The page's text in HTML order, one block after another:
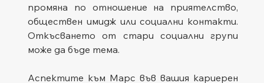
промяна по отношение на приятелство,
обществен имидж или социални контакти.
Откъсването от стари социални групи
може да бъде тема.
Аспектите към Марс във вашия кариерен